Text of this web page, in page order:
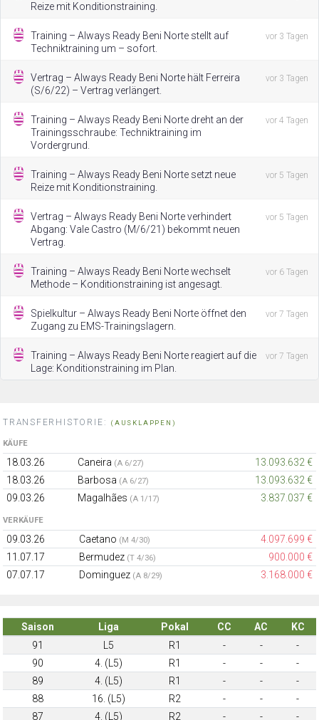
Reize mit Konditionstraining.
Training – Always Ready Beni Norte stellt auf
Techniktraining um – sofort.
vor 3 Tagen
Vertrag – Always Ready Beni Norte hält Ferreira
(S/6/22) – Vertrag verlängert.
vor 3 Tagen
Training – Always Ready Beni Norte dreht an der
Trainingsschraube: Techniktraining im
Vordergrund.
vor 4 Tagen
Training – Always Ready Beni Norte setzt neue
Reize mit Konditionstraining.
vor 5 Tagen
Vertrag – Always Ready Beni Norte verhindert
Abgang: Vale Castro (M/6/21) bekommt neuen
Vertrag.
vor 5 Tagen
Training – Always Ready Beni Norte wechselt
Methode – Konditionstraining ist angesagt.
vor 6 Tagen
Spielkultur – Always Ready Beni Norte öffnet den
Zugang zu EMS-Trainingslagern.
vor 7 Tagen
Training – Always Ready Beni Norte reagiert auf die
Lage: Konditionstraining im Plan.
vor 7 Tagen
TRANSFERHISTORIE: (AUSKLAPPEN)
KÄUFE
18.03.26 Caneira (A 6/27)
13.093.632 €
18.03.26
Barbosa (A 6/27)
13.093.632 €
09.03.26
Magalhães (A 1/17) 3.837.037 €
VERKÄUFE
09.03.26 Caetano (M 4/30)
4.097.699 €
11.07.17
Bermudez (T 4/36)
900.000 €
07.07.17
Dominguez (A 8/29) 3.168.000 €
Saison Liga Pokal CC AC
KC
91
L5 R1 - -
-
90
4. (L5) R1 - -
-
89
4. (L5) R1 - -
-
88
16. (L5) R2 - -
-
87
4. (L5) R2 - - -